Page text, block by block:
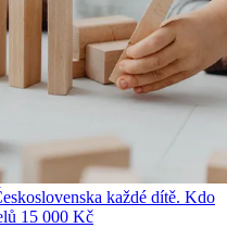
každé dítě. Kdo
15 000 Kč